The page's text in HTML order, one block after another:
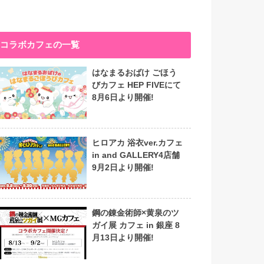
コラボカフェの一覧
はなまるおばけ ごほう
びカフェ HEP FIVEにて
8月6日より開催!
ヒロアカ 浴衣ver.カフェ
in and GALLERY4店舗
9月2日より開催!
鋼の錬金術師×黄泉のツ
ガイ展 カフェ in 銀座 8
月13日より開催!